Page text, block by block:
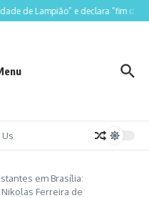
de Lampião” e declara “fim do
em Brasília:
Ferreira de